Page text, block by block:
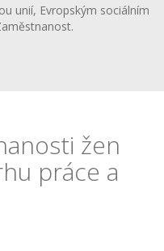
unií, Evropským sociálním
žen
práce a